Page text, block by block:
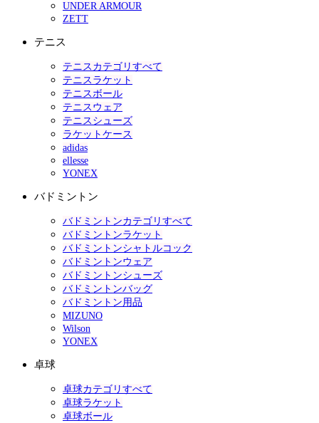
UNDER ARMOUR
ZETT
テニス
テニスカテゴリすべて
テニスラケット
テニスボール
テニスウェア
テニスシューズ
ラケットケース
adidas
ellesse
YONEX
バドミントン
バドミントンカテゴリすべて
バドミントンラケット
バドミントンシャトルコック
バドミントンウェア
バドミントンシューズ
バドミントンバッグ
バドミントン用品
MIZUNO
Wilson
YONEX
卓球
卓球カテゴリすべて
卓球ラケット
卓球ボール